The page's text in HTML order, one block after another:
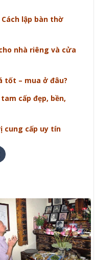
lập bàn thờ
nhà riêng và cửa
tốt – mua ở đâu?
cấp đẹp, bền,
cung cấp uy tín